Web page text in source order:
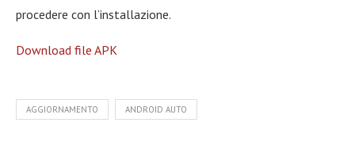
procedere con l’installazione.
Download file APK
AGGIORNAMENTO ANDROID AUTO